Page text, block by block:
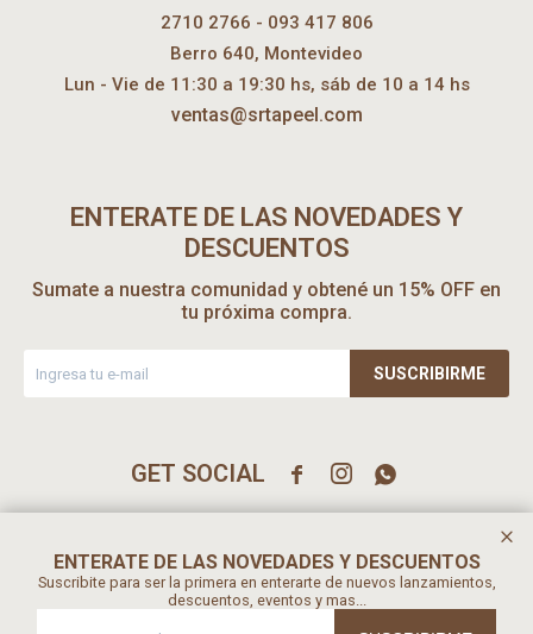
2710 2766 - 093 417 806
Berro 640, Montevideo
Lun - Vie de 11:30 a 19:30 hs, sáb de 10 a 14 hs
ventas@srtapeel.com
ENTERATE DE LAS NOVEDADES Y
DESCUENTOS
Sumate a nuestra comunidad y obtené un 15% OFF en
tu próxima compra.
SUSCRIBIRME
  
ENTERATE DE LAS NOVEDADES Y DESCUENTOS
Suscribite para ser la primera en enterarte de nuevos lanzamientos,
descuentos, eventos y mas...